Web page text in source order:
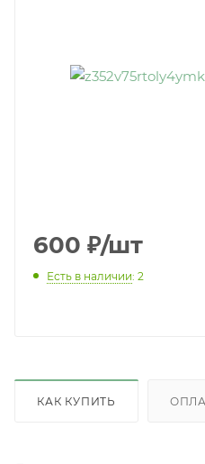
600 ₽/шт
Есть в наличии: 2
КАК КУПИТЬ